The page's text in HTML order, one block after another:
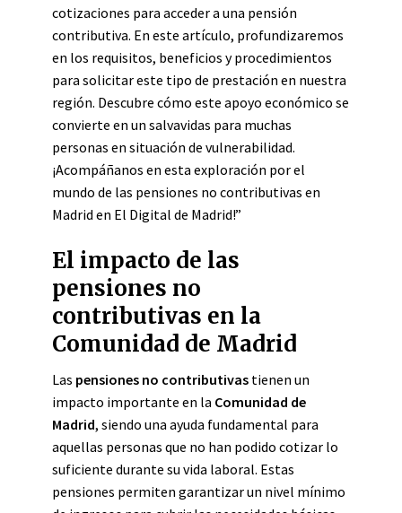
cotizaciones para acceder a una pensión
contributiva. En este artículo, profundizaremos
en los requisitos, beneficios y procedimientos
para solicitar este tipo de prestación en nuestra
región. Descubre cómo este apoyo económico se
convierte en un salvavidas para muchas
personas en situación de vulnerabilidad.
¡Acompáñanos en esta exploración por el
mundo de las pensiones no contributivas en
Madrid en El Digital de Madrid!”
El impacto de las
pensiones no
contributivas en la
Comunidad de Madrid
Las pensiones no contributivas tienen un
impacto importante en la Comunidad de
Madrid, siendo una ayuda fundamental para
aquellas personas que no han podido cotizar lo
suficiente durante su vida laboral. Estas
pensiones permiten garantizar un nivel mínimo